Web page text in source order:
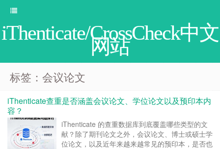
iThenticate/CrossCheck中文
网站
标签：会议论文
iThenticate查重是否涵盖会议论文、学位论文以及预印本内
容？
iThenticate 的查重数据库到底覆盖哪些类型的文
献？除了期刊论文之外，会议论文、博士或硕士学
位论文，以及近年来越来越常见的预印本，是否也